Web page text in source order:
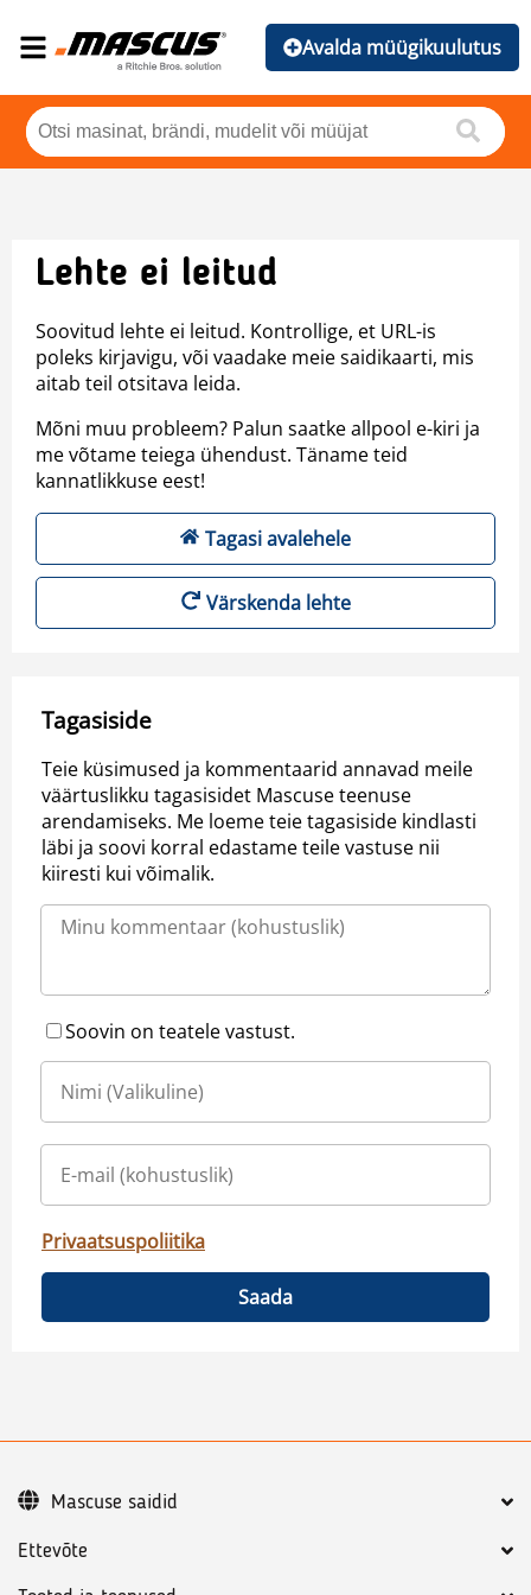
Avalda müügikuulutus
Lehte ei leitud
Soovitud lehte ei leitud. Kontrollige, et URL-is
poleks kirjavigu, või vaadake meie saidikaarti, mis
aitab teil otsitava leida.
Mõni muu probleem? Palun saatke allpool e-kiri ja
me võtame teiega ühendust. Täname teid
kannatlikkuse eest!
Tagasi avalehele
Värskenda lehte
Tagasiside
Teie küsimused ja kommentaarid annavad meile
väärtuslikku tagasisidet Mascuse teenuse
arendamiseks. Me loeme teie tagasiside kindlasti
läbi ja soovi korral edastame teile vastuse nii
kiiresti kui võimalik.
Soovin on teatele vastust.
Privaatsuspoliitika
Saada
Ettevõte
Mascuse saidid